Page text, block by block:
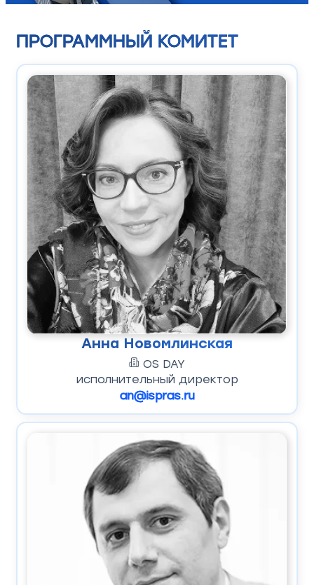
ПРОГРАММНЫЙ КОМИТЕТ
Анна Новомлинская
OS DAY
исполнительный директор
an@ispras.ru